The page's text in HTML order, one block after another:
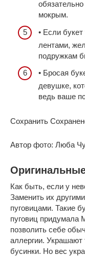
мокрым.
• Если
лентами,
подружкам
• Бросая
девушке,
ведь ваше
Сохранить
Автор фото: Люба
Как быть, если у
Заменить их
пуговицами. Такие
пуговиц придумала
позволить себе
аллергии. Украшают
бусинки. Но вес